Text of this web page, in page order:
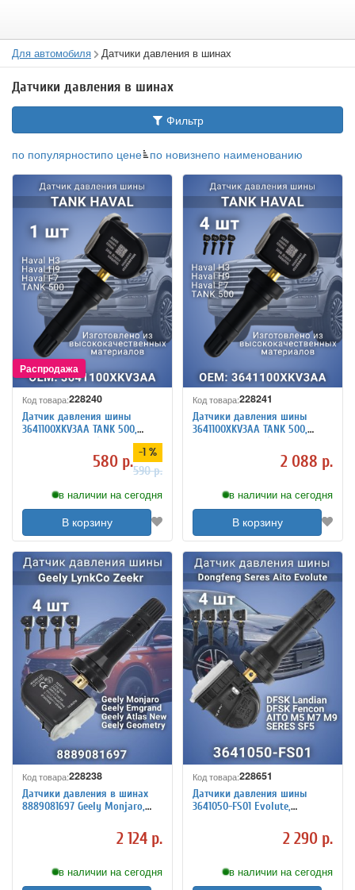
Для автомобиля Датчики давления в шинах
Датчики давления в шинах
Фильтр
по популярностипо цене по новизнепо наименованию
Код товара:228240
Датчик давления шины
3641100XKV3AA TANK 500,
Haval H3, H9 F7 (второе
580 р. -1 %
590 р.
в наличии на сегодня
В корзину
Код товара:228241
Датчики давления шины
3641100XKV3AA TANK 500,
Haval H3, H9 F7 (второе
2 088 р.
в наличии на сегодня
В корзину
Код товара:228238
Датчики давления в шинах
8889081697 Geely Monjaro,
2 124 р.
в наличии на сегодня
Код товара:228651
Датчики давления шины
3641050-FS01 Evolute,
2 290 р.
в наличии на сегодня